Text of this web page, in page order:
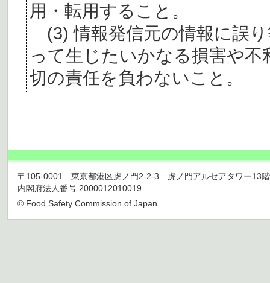
用・転用すること。
(3) 情報発信元の情報に誤
って生じたいかなる損害や
切の責任を負わないこと。
〒105-0001 東京都港区虎ノ門2-2-3 虎ノ門アルセアタワー13
内閣府法人番号 2000012010019
© Food Safety Commission of Japan